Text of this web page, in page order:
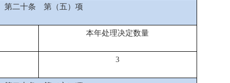
第二十条 第（五）项
本年处理决定数量
3